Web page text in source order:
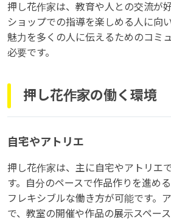
押し花作家は、教育や人との交流が
ショップでの指導を楽しめる人に向
魅力を多くの人に伝えるためのコミ
必要です。
押し花作家の働く環境
自宅やアトリエ
押し花作家は、主に自宅やアトリエ
す。自分のペースで作品作りを進め
フレキシブルな働き方が可能です。
で、教室の開催や作品の展示スペー